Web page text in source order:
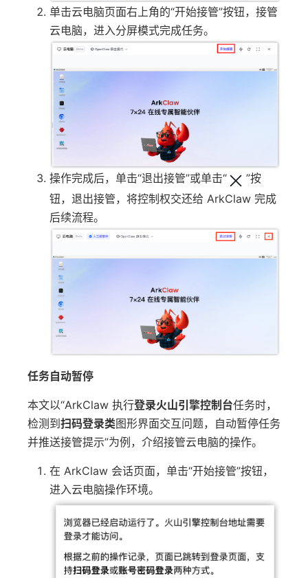
单击云电脑页面右上角的“开始接管”按钮，接管
云电脑，进入分屏模式完成任务。
操作完成后，单击“退出接管”或单击“
”按
钮，退出接管，将控制权交还给 ArkClaw 完成
后续流程。
任务自动暂停
本文以“ArkClaw 执行登录火山引擎控制台任务时，
检测到扫码登录类图形界面交互问题，自动暂停任务
并推送接管提示”为例，介绍接管云电脑的操作。
在 ArkClaw 会话页面，单击“开始接管”按钮，
进入云电脑操作环境。